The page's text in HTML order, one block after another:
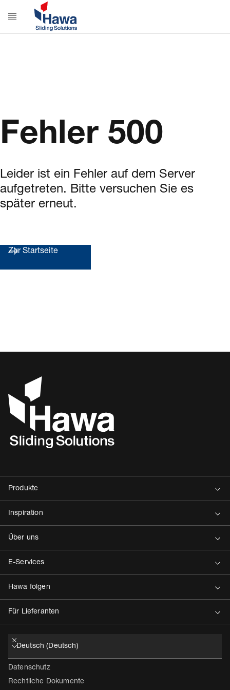
Fehler 500
Leider ist ein Fehler auf dem Server
aufgetreten. Bitte versuchen Sie es
später erneut.
Zur Startseite
Datenschutz
Rechtliche Dokumente